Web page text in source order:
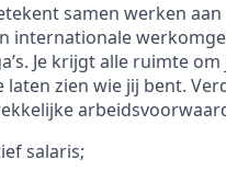
samen werken aan
internationale
Je krijgt alle ruimte
zien wie jij bent.
salaris;